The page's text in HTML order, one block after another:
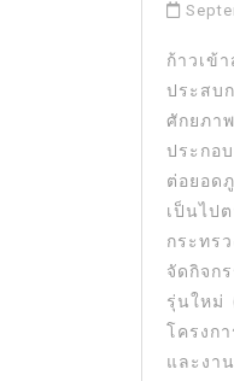
ก้าวเข้
ประส
ศักยภ
ประกอ
ต่อยอด
เป็นไป
กระทร
จัดกิจก
รุ่นใหม่
โครงก
และง